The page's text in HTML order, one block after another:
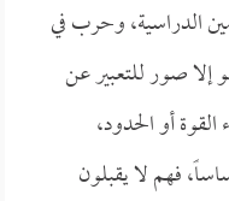
الدراسية، وحرب في
إلا صور للتعبير عن
أو الحدود،
فهم لا يقبلون